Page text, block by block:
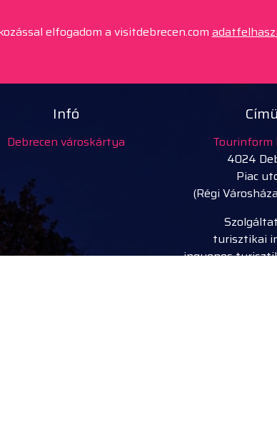
elfogadom a visitdebrecen.com
Infó
Debrecen városkártya
Tourinform
4024
Piac
(Régi
turisztikai
ingyenes